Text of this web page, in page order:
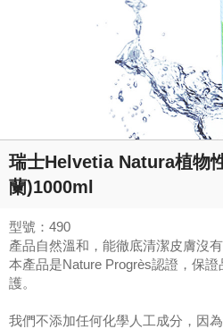
瑞士Helvetia Natura植物
蘭)1000ml
型號：490
產品自然溫和，能徹底清潔皮膚沒有
本產品是Nature Progrès認證，保
護。
我們不添加任何化學人工成分，因